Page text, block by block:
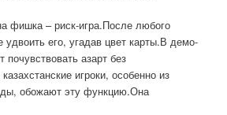
фишка – риск-игра.После любого
его, угадав цвет карты.В демо-
почувствовать азарт без
игроки, особенно из
обожают эту функцию.Она